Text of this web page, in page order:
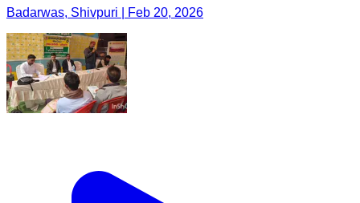
Badarwas, Shivpuri | Feb 20, 2026